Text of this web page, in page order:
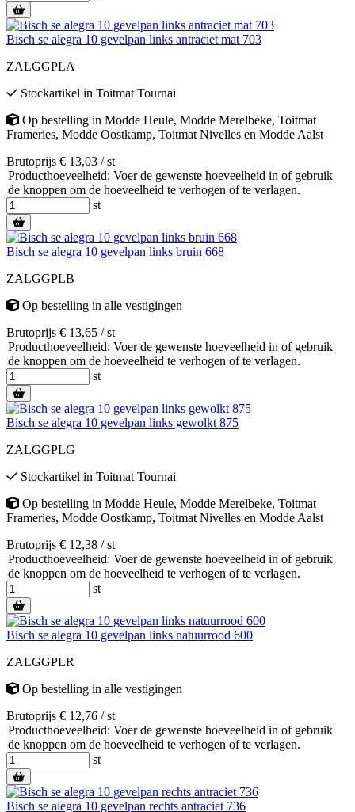
Bisch se alegra 10 gevelpan links antraciet mat 703
ZALGGPLA
Stockartikel in Toitmat Tournai
Op bestelling in Modde Heule, Modde Merelbeke, Toitmat
Frameries, Modde Oostkamp, Toitmat Nivelles en Modde Aalst
Brutoprijs € 13,03 / st
Producthoeveelheid: Voer de gewenste hoeveelheid in of gebruik
de knoppen om de hoeveelheid te verhogen of te verlagen.
st
Bisch se alegra 10 gevelpan links bruin 668
ZALGGPLB
Op bestelling in alle vestigingen
Brutoprijs € 13,65 / st
Producthoeveelheid: Voer de gewenste hoeveelheid in of gebruik
de knoppen om de hoeveelheid te verhogen of te verlagen.
st
Bisch se alegra 10 gevelpan links gewolkt 875
ZALGGPLG
Stockartikel in Toitmat Tournai
Op bestelling in Modde Heule, Modde Merelbeke, Toitmat
Frameries, Modde Oostkamp, Toitmat Nivelles en Modde Aalst
Brutoprijs € 12,38 / st
Producthoeveelheid: Voer de gewenste hoeveelheid in of gebruik
de knoppen om de hoeveelheid te verhogen of te verlagen.
st
Bisch se alegra 10 gevelpan links natuurrood 600
ZALGGPLR
Op bestelling in alle vestigingen
Brutoprijs € 12,76 / st
Producthoeveelheid: Voer de gewenste hoeveelheid in of gebruik
de knoppen om de hoeveelheid te verhogen of te verlagen.
st
Bisch se alegra 10 gevelpan rechts antraciet 736